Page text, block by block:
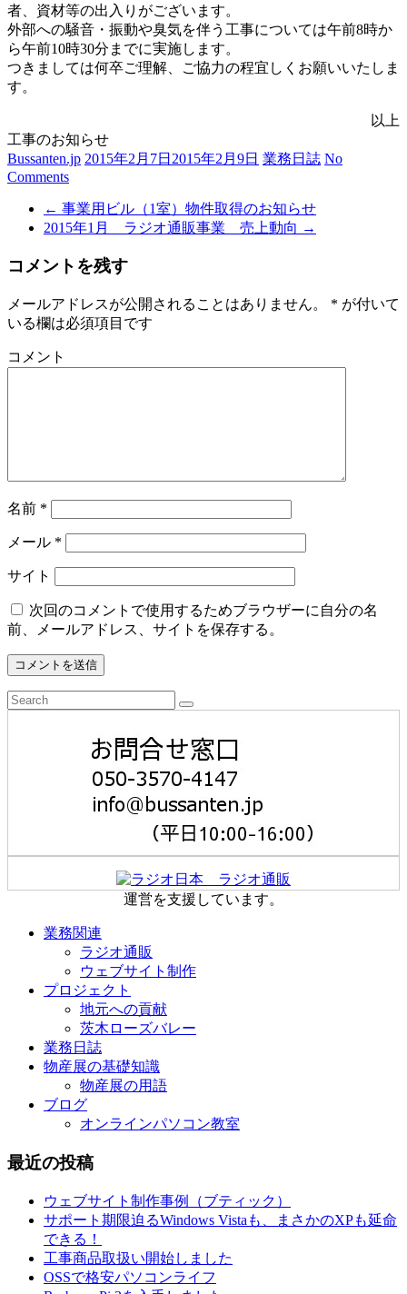
者、資材等の出入りがございます。
外部への騒音・振動や臭気を伴う工事については午前8時か
ら午前10時30分までに実施します。
つきましては何卒ご理解、ご協力の程宜しくお願いいたしま
す。
以上
工事のお知らせ
Bussanten.jp 2015年2月7日 2015年2月9日 業務日誌 No
Comments
← 事業用ビル（1室）物件取得のお知らせ
2015年1月 ラジオ通販事業 売上動向 →
コメントを残す
メールアドレスが公開されることはありません。 * が付いて
いる欄は必須項目です
コメント
名前 *
メール *
サイト
次回のコメントで使用するためブラウザーに自分の名
前、メールアドレス、サイトを保存する。
運営を支援しています。
業務関連
ラジオ通販
ウェブサイト制作
プロジェクト
地元への貢献
茨木ローズバレー
業務日誌
物産展の基礎知識
物産展の用語
ブログ
オンラインパソコン教室
最近の投稿
ウェブサイト制作事例（ブティック）
サポート期限迫るWindows Vistaも、まさかのXPも延命
できる！
工事商品取扱い開始しました
OSSで格安パソコンライフ